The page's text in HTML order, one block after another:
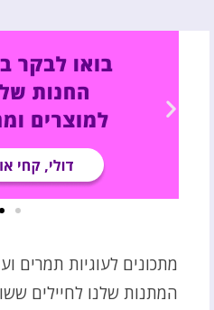
מתכונים לעוגיות תמרים
המתנות שלנו לחיילים